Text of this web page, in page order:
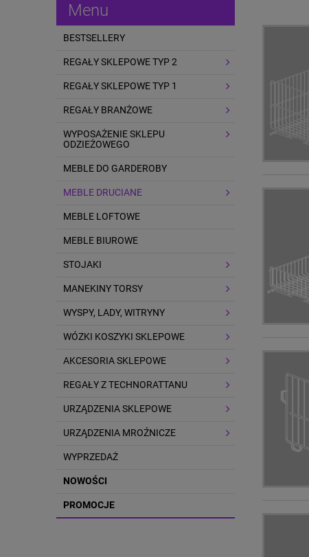
Menu
BESTSELLERY
REGAŁY SKLEPOWE TYP 2
REGAŁY SKLEPOWE TYP 1
REGAŁY BRANŻOWE
WYPOSAŻENIE SKLEPU
ODZIEŻOWEGO
MEBLE DO GARDEROBY
MEBLE DRUCIANE
MEBLE LOFTOWE
MEBLE BIUROWE
STOJAKI
MANEKINY TORSY
WYSPY, LADY, WITRYNY
WÓZKI KOSZYKI SKLEPOWE
AKCESORIA SKLEPOWE
REGAŁY Z TECHNORATTANU
URZĄDZENIA SKLEPOWE
URZĄDZENIA MROŹNICZE
WYPRZEDAŻ
NOWOŚCI
PROMOCJE